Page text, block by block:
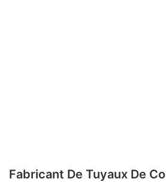
Fabricant De Tuyaux De